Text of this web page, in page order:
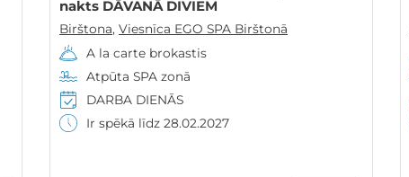
nakts DĀVANĀ DIVIEM
Birštona, Viesnīca EGO SPA Birštonā
A la carte brokastis
Atpūta SPA zonā
DARBA DIENĀS
Ir spēkā līdz 28.02.2027